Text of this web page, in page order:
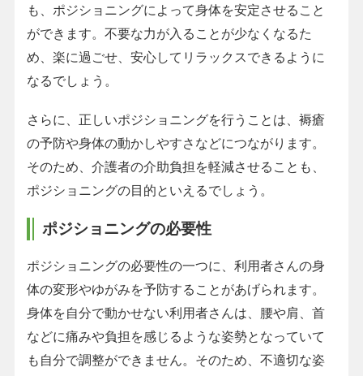
も、ポジショニングによって身体を安定させること
ができます。不要な力が入ることが少なくなるた
め、楽に過ごせ、安心してリラックスできるように
なるでしょう。
さらに、正しいポジショニングを行うことは、褥瘡
の予防や身体の動かしやすさなどにつながります。
そのため、介護者の介助負担を軽減させることも、
ポジショニングの目的といえるでしょう。
ポジショニングの必要性
ポジショニングの必要性の一つに、利用者さんの身
体の変形やゆがみを予防することがあげられます。
身体を自分で動かせない利用者さんは、腰や肩、首
などに痛みや負担を感じるような姿勢となっていて
も自分で調整ができません。そのため、不適切な姿